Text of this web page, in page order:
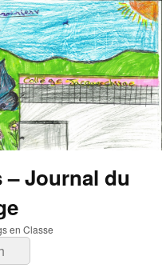
– Journal du
en Classe